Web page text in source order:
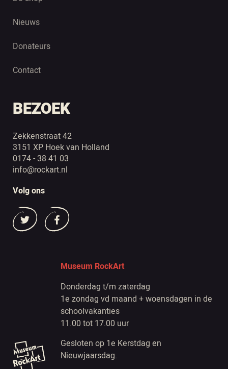
Nieuws
Donateurs
Contact
BEZOEK
Zekkenstraat 42
3151 XP Hoek van Holland
0174 - 38 41 03
info@rockart.nl
Volg ons
Museum RockArt
Donderdag t/m zaterdag
1e zondag vd maand + woensdagen in de
schoolvakanties
11.00 tot 17.00 uur
Gesloten op 1e Kerstdag en
Nieuwjaarsdag.